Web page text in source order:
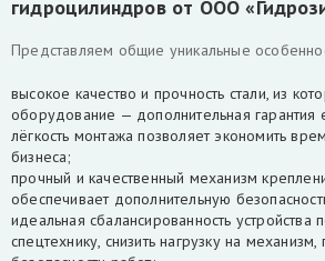
гидроцилиндров от ООО
Представляем общие уникальные
высокое качество и прочность стали, из
оборудование — дополнительная гарантия
лёгкость монтажа позволяет экономить
бизнеса;
прочный и качественный механизм
обеспечивает дополнительную
идеальная сбалансированность устройства
спецтехнику, снизить нагрузку на